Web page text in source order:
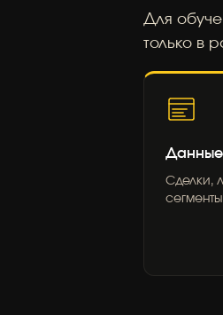
Для
только в
Данные
Сделки,